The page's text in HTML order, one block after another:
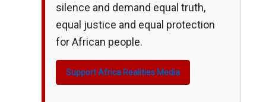
silence and demand equal truth,
equal justice and equal protection
for African people.
Support Africa Realities Media